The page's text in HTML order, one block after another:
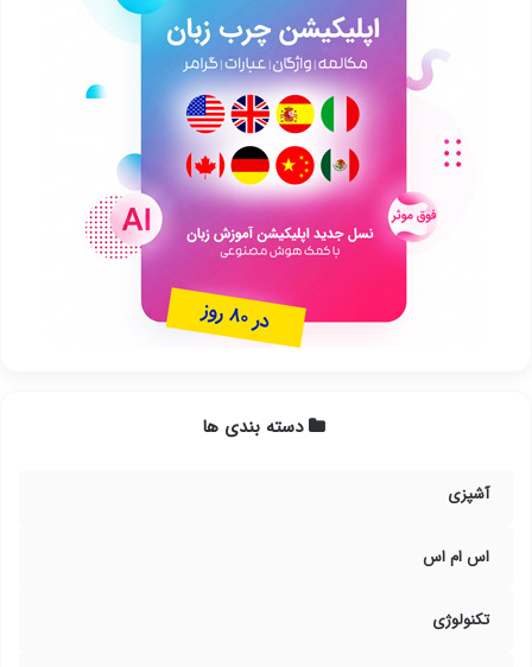
دسته بندی ها
آشپزی
اس ام اس
تکنولوژی